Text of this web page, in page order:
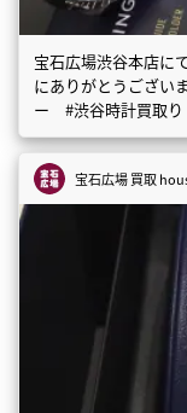
宝石広場渋谷本店に
にありがとうござい
ー #渋谷時計買取り
宝石広場 買取